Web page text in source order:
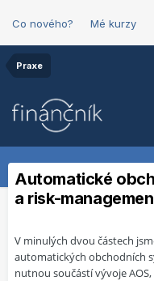
Co nového? Mé kurzy
Praxe
Automatické
a risk-
V minulých dvou částech
automatických obchodních
nutnou součástí vývoje